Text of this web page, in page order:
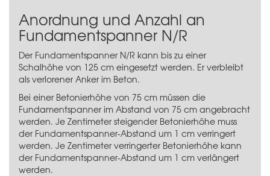
Anordnung und Anzahl an
Fundamentspanner N/R
Der Fundamentspanner N/R kann bis zu einer
Schalhöhe von 125 cm eingesetzt werden. Er verbleibt
als verlorener Anker im Beton.
Bei einer Betonierhöhe von 75 cm müssen die
Fundamentspanner im Abstand von 75 cm angebracht
werden. Je Zentimeter steigender Betonierhöhe muss
der Fundamentspanner-Abstand um 1 cm verringert
werden. Je Zentimeter verringerter Betonierhöhe kann
der Fundamentspanner-Abstand um 1 cm verlängert
werden.